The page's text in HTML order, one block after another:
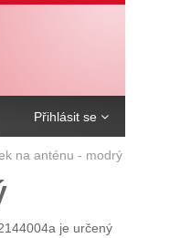
na anténu - modrý
je určený
Přihlásit se